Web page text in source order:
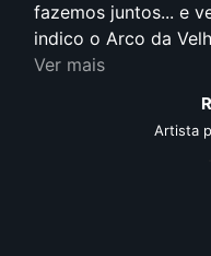
fazemos juntos... e
indico o Arco da
Ver mais
Artista